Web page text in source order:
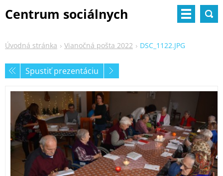
Centrum sociálnych
Úvodná stránka Vianočná pošta 2022 DSC_1122.JPG
Spustiť prezentáciu